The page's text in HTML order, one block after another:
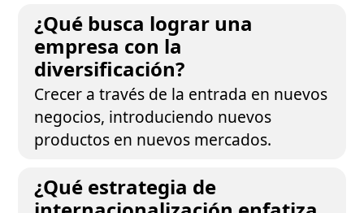
¿Qué busca lograr una
empresa con la
diversificación?
Crecer a través de la entrada en nuevos
negocios, introduciendo nuevos
productos en nuevos mercados.
¿Qué estrategia de